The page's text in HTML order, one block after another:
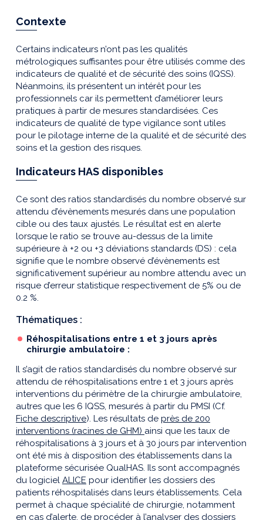
Contexte
Certains indicateurs n’ont pas les qualités
métrologiques suffisantes pour être utilisés comme des
indicateurs de qualité et de sécurité des soins (IQSS).
Néanmoins, ils présentent un intérêt pour les
professionnels car ils permettent d’améliorer leurs
pratiques à partir de mesures standardisées. Ces
indicateurs de qualité de type vigilance sont utiles
pour le pilotage interne de la qualité et de sécurité des
soins et la gestion des risques.
Indicateurs HAS disponibles
Ce sont des ratios standardisés du nombre observé sur
attendu d’évènements mesurés dans une population
cible ou des taux ajustés. Le résultat est en alerte
lorsque le ratio se trouve au-dessus de la limite
supérieure à +2 ou +3 déviations standards (DS) : cela
signifie que le nombre observé d’évènements est
significativement supérieur au nombre attendu avec un
risque d’erreur statistique respectivement de 5% ou de
0.2 %.
Thématiques :
Réhospitalisations entre 1 et 3 jours après
chirurgie ambulatoire :
Il s’agit de ratios standardisés du nombre observé sur
attendu de réhospitalisations entre 1 et 3 jours après
interventions du périmètre de la chirurgie ambulatoire,
autres que les 6 IQSS, mesurés à partir du PMSI (Cf.
Fiche descriptive). Les résultats de près de 200
interventions (racines de GHM) ainsi que les taux de
réhospitalisations à 3 jours et à 30 jours par intervention
ont été mis à disposition des établissements dans la
plateforme sécurisée QualHAS. Ils sont accompagnés
du logiciel ALICE pour identifier les dossiers des
patients réhospitalisés dans leurs établissements. Cela
permet à chaque spécialité de chirurgie, notamment
en cas d’alerte, de procéder à l’analyser des dossiers